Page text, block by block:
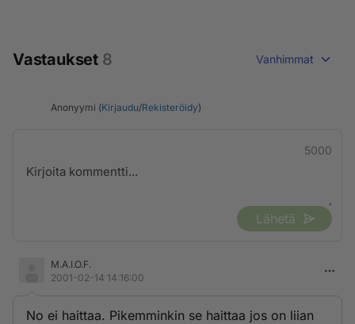
Vastaukset 8 Vanhimmat
Anonyymi (Kirjaudu/Rekisteröidy)
5000
Lähetä
M.A.I.O.F.
2001-02-14 14:16:00
No ei haittaa. Pikemminkin se haittaa jos on liian